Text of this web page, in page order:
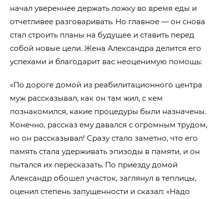
начал увереннее держать ложку во время еды и
отчетливее разговаривать. Но главное — он снова
стал строить планы на будущее и ставить перед
собой новые цели. Жена Александра делится его
успехами и благодарит вас неоценимую помощь:
«По дороге домой из реабилитационного центра
муж рассказывал, как он там жил, с кем
познакомился, какие процедуры были назначены.
Конечно, рассказ ему давался с огромным трудом,
но он рассказывал! Сразу стало заметно, что его
память стала удерживать эпизоды в памяти, и он
пытался их пересказать. По приезду домой
Александр обошел участок, заглянул в теплицы,
оценил степень запущенности и сказал: «Надо